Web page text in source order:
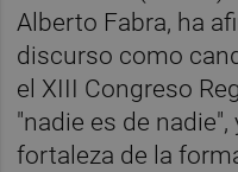
Alberto Fabra, ha
discurso como
el XIII Congreso
"nadie es de
fortaleza de la